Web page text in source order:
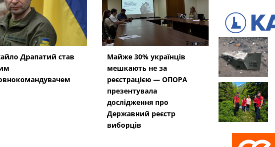
Драпатий став
Майже 30% українців
мешкають не за
реєстрацією — ОПОРА
презентувала
дослідження про
Державний реєстр
виборців